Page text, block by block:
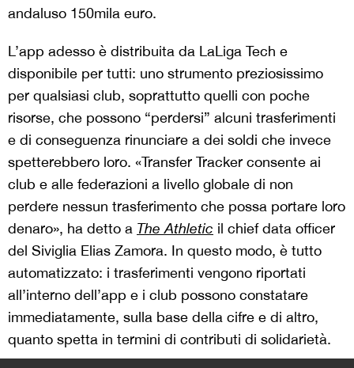
andaluso 150mila euro.
L’app adesso è distribuita da LaLiga Tech e
disponibile per tutti: uno strumento preziosissimo
per qualsiasi club, soprattutto quelli con poche
risorse, che possono “perdersi” alcuni trasferimenti
e di conseguenza rinunciare a dei soldi che invece
spetterebbero loro. «Transfer Tracker consente ai
club e alle federazioni a livello globale di non
perdere nessun trasferimento che possa portare loro
denaro», ha detto a The Athletic il chief data officer
del Siviglia Elias Zamora. In questo modo, è tutto
automatizzato: i trasferimenti vengono riportati
all’interno dell’app e i club possono constatare
immediatamente, sulla base della cifre e di altro,
quanto spetta in termini di contributi di solidarietà.